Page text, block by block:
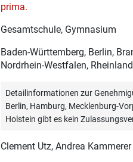
prima.
Gesamtschule, Gymnasium
Baden-Württemberg, Berlin,
Nordrhein-Westfalen,
Detailinformationen zur
Berlin, Hamburg, Mecklenburg-
Holstein gibt es kein
Clement Utz, Andrea Kammerer